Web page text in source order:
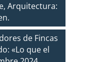
Arquitectura:
de Fincas
«Lo que el